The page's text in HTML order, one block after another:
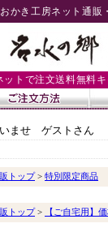
かき工房ネット通販
トで注文送料無料キ
ませ ゲストさん
トップ> 特別限定商品
トップ> 【ご自宅用】